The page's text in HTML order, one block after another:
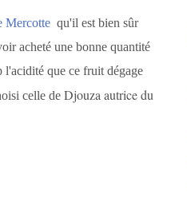
Mercotte qu'il est bien sûr
acheté une bonne quantité
l'acidité que ce fruit dégage
celle de Djouza autrice du